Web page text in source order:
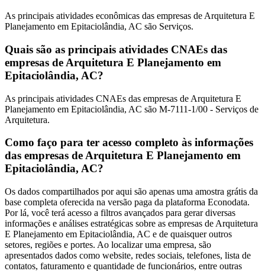
As principais atividades econômicas das empresas de Arquitetura E
Planejamento em Epitaciolândia, AC são Serviços.
Quais são as principais atividades CNAEs das
empresas de Arquitetura E Planejamento em
Epitaciolândia, AC?
As principais atividades CNAEs das empresas de Arquitetura E
Planejamento em Epitaciolândia, AC são M-7111-1/00 - Serviços de
Arquitetura.
Como faço para ter acesso completo às informações
das empresas de Arquitetura E Planejamento em
Epitaciolândia, AC?
Os dados compartilhados por aqui são apenas uma amostra grátis da
base completa oferecida na versão paga da plataforma Econodata.
Por lá, você terá acesso a filtros avançados para gerar diversas
informações e análises estratégicas sobre as empresas de Arquitetura
E Planejamento em Epitaciolândia, AC e de quaisquer outros
setores, regiões e portes. Ao localizar uma empresa, são
apresentados dados como website, redes sociais, telefones, lista de
contatos, faturamento e quantidade de funcionários, entre outras